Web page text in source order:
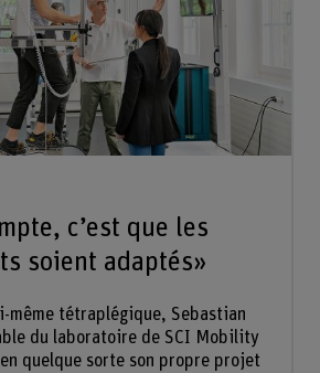
c’est que les
soient adaptés»
même tétraplégique, Sebastian
du laboratoire de SCI Mobility
quelque sorte son propre projet